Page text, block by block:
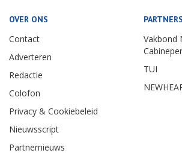
OVER ONS
Contact
Adverteren
Redactie
Colofon
Privacy & Cookiebeleid
Nieuwsscript
Partnernieuws
PARTNERS
Vakbond
TUI